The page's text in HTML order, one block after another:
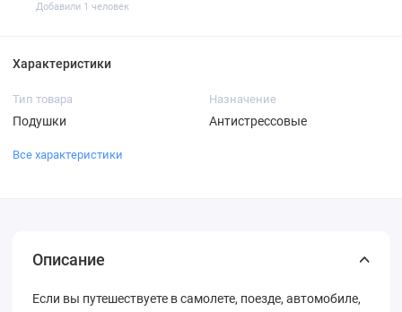
Добавили 1 человек
Характеристики
Тип товара
Подушки
Назначение
Антистрессовые
Все характеристики
Описание
Если вы путешествуете в самолете, поезде, автомобиле,